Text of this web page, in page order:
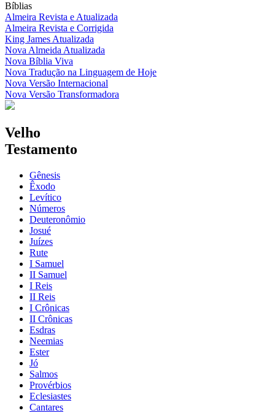
Bíblias
Almeira Revista e Atualizada
Almeira Revista e Corrigida
King James Atualizada
Nova Almeida Atualizada
Nova Bíblia Viva
Nova Tradução na Linguagem de Hoje
Nova Versão Internacional
Nova Versão Transformadora
Velho
Testamento
Gênesis
Êxodo
Levítico
Números
Deuteronômio
Josué
Juízes
Rute
I Samuel
II Samuel
I Reis
II Reis
I Crônicas
II Crônicas
Esdras
Neemias
Ester
Jó
Salmos
Provérbios
Eclesiastes
Cantares